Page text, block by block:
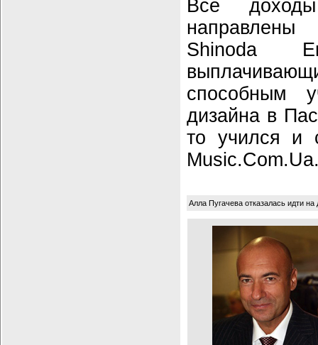
Все
Shinoda
способным
дизайна в
то учился и
Алла Пугачева отказалась идти